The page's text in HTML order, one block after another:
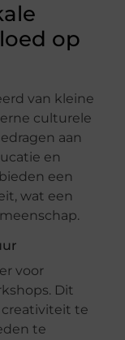
op
van kleine
culturele
aan
en
een
wat een
voor
Dit
te
te